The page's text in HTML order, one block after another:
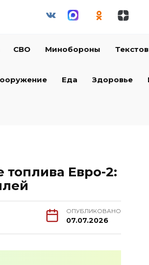
СВО Минобороны
Еда Здоровье
Евро-2:
ОПУБЛИКОВАНО
07.07.2026